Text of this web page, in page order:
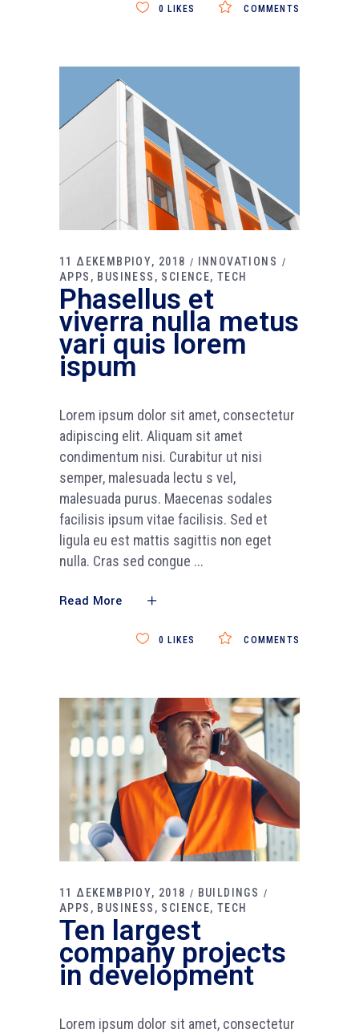
COMMENTS
0 LIKES
11 ΔΕΚΕΜΒΡΙΟΥ, 2018
INNOVATIONS
APPS
BUSINESS SCIENCE TECH
Phasellus et
viverra nulla metus
vari quis lorem
ispum
Lorem ipsum dolor sit amet, consectetur
adipiscing elit. Aliquam sit amet
condimentum nisi. Curabitur ut nisi
semper, malesuada lectu s vel,
malesuada purus. Maecenas sodales
facilisis ipsum vitae facilisis. Sed et
ligula eu est mattis sagittis non eget
nulla. Cras sed congue
Read More
COMMENTS
0 LIKES
11 ΔΕΚΕΜΒΡΙΟΥ, 2018
BUILDINGS
APPS
BUSINESS SCIENCE TECH
Ten largest
company projects
in development
Lorem ipsum dolor sit amet, consectetur